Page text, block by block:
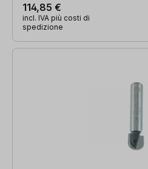
114,85 €
incl. IVA più costi di
spedizione